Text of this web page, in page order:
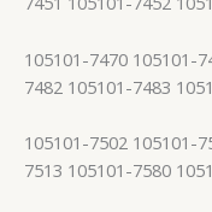
105101-7470 105101-
7482 105101-7483
105101-7502 105101-
7513 105101-7580